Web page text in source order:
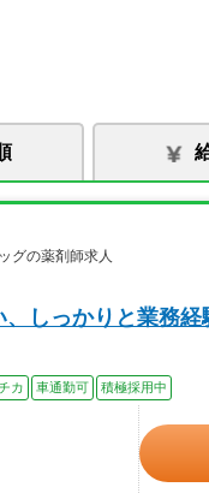
グの薬剤師求人
、しっかりと業務
カ 車通勤可 積極採用中